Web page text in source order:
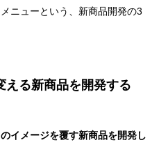
ニューという、新商品開発の3
える新商品を開発する
イメージを覆す新商品を開発し